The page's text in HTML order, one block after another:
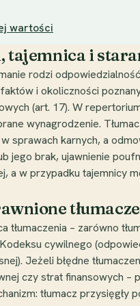
wartości
tajemnica i
rodzi
i okoliczności
(art. 17). W
wynagrodzenie.
sprawach karnych, a
brak, ujawnienie
a w przypadku tajemnicy
– zarówno
cywilnego
Jeżeli błędne
czy strat finansowych
tłumacz